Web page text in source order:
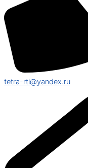
tetra-rti@yandex.ru